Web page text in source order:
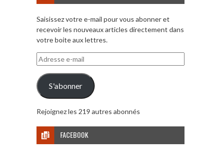
Saisissez votre e-mail pour vous abonner et
recevoir les nouveaux articles directement dans
votre boite aux lettres.
Adresse
e-
mail
S'abonner
Rejoignez les 219 autres abonnés
FACEBOOK